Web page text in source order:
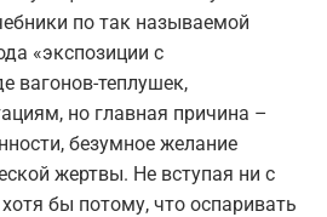
по так называемой
«экспозиции с
вагонов-теплушек,
но главная причина –
безумное желание
жертвы. Не вступая ни с
бы потому, что оспаривать